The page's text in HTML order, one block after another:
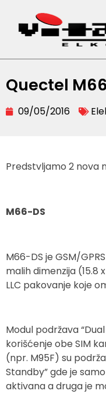
Quectel
09/05/2016
Predstvljamo 2 nova
M66-DS
M66-DS je GSM/
malih dimenzija (15.8
LLC pakovanje koje
Modul podržava
korišćenje obe SIM
(npr. M95F) su
Standby” gde je
aktivana a druga je